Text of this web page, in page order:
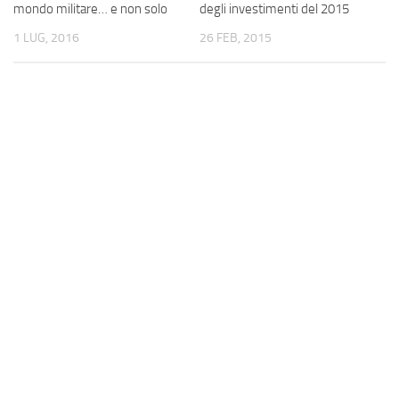
mondo militare… e non solo
1 LUG, 2016
degli investimenti del 2015
26 FEB, 2015